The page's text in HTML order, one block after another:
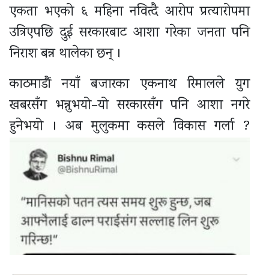
एकता भएको ६ महिना नवित्दै आरोप प्रत्यारोपमा
उत्रिएपछि दुई सरकारबाट आशा गरेका जनता पनि
निराश बन्न थालेका छन् ।
काठमाडौं नयाँ बजारका एकनाथ रिमालले युग
खबरसँग भन्नुभयो–यो सरकारसँग पनि आशा नगरे
हुनेभयो । अब मुलुकमा कसले विकास गर्ला ?